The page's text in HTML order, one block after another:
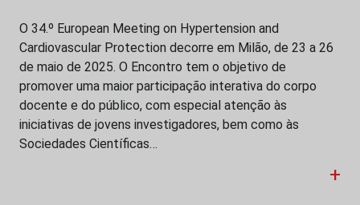
O 34.º European Meeting on Hypertension and
Cardiovascular Protection decorre em Milão, de 23 a 26
de maio de 2025. O Encontro tem o objetivo de
promover uma maior participação interativa do corpo
docente e do público, com especial atenção às
iniciativas de jovens investigadores, bem como às
Sociedades Científicas…
+